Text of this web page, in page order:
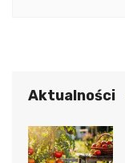
Aktualności